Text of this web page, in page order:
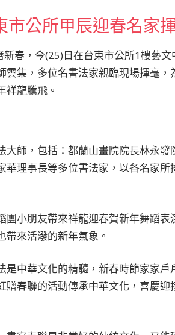
市公所甲辰迎春名家
春，今(25)日在台東市公所1樓藝
雲集，多位名書法家親臨現場揮毫
祥龍騰飛。
大師，包括：都蘭山畫院院長林永
華理事長等多位書法家，以各名家
團小朋友帶來祥龍迎春賀新年舞蹈
帶來活潑的新年氣象。
是中華文化的精髓，新春時節家家
贈春聯的活動傳承中華文化，喜慶